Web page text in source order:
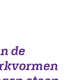
de